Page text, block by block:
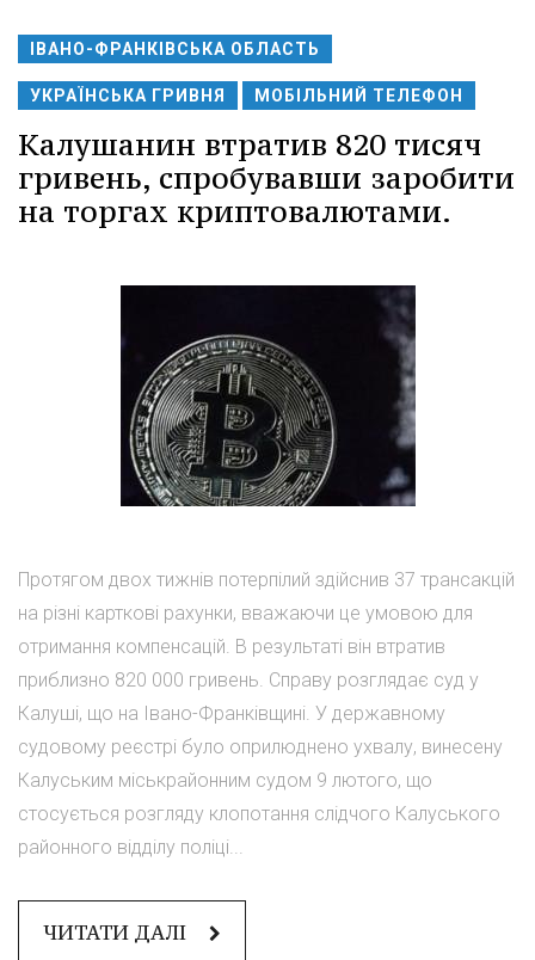
ІВАНО-ФРАНКІВСЬКА ОБЛАСТЬ
УКРАЇНСЬКА ГРИВНЯ МОБІЛЬНИЙ ТЕЛЕФОН
Калушанин втратив 820 тисяч
гривень, спробувавши заробити
на торгах криптовалютами.
Протягом двох тижнів потерпілий здійснив 37 трансакцій
на різні карткові рахунки, вважаючи це умовою для
отримання компенсацій. В результаті він втратив
приблизно 820 000 гривень. Справу розглядає суд у
Калуші, що на Івано-Франківщині. У державному
судовому реєстрі було оприлюднено ухвалу, винесену
Калуським міськрайонним судом 9 лютого, що
стосується розгляду клопотання слідчого Калуського
районного відділу поліці...
ЧИТАТИ ДАЛІ